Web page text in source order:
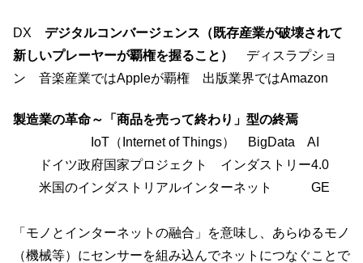
DX デジタルコンバージェンス（既存産業が破壊されて
新しいプレーヤーが覇権を握ること）
ディスラプショ
ン 音楽産業ではAppleが覇権 出版業界ではAmazon
製造業の革命～「商品を売って終わり」型の終焉
IoT（Internet of Things） BigData AI
ドイツ政府国家プロジェクト インダストリー4.0
米国のインダストリアルインターネット GE
「モノとインターネットの融合」を意味し、あらゆるモノ
（機械等）にセンサーを組み込んでネットにつなぐことで